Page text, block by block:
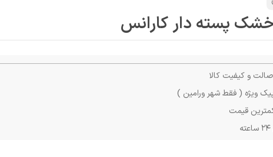
پسته دار کارانس
و کیفیت کالا
ویژه ( فقط شهر ورامین )
قیمت